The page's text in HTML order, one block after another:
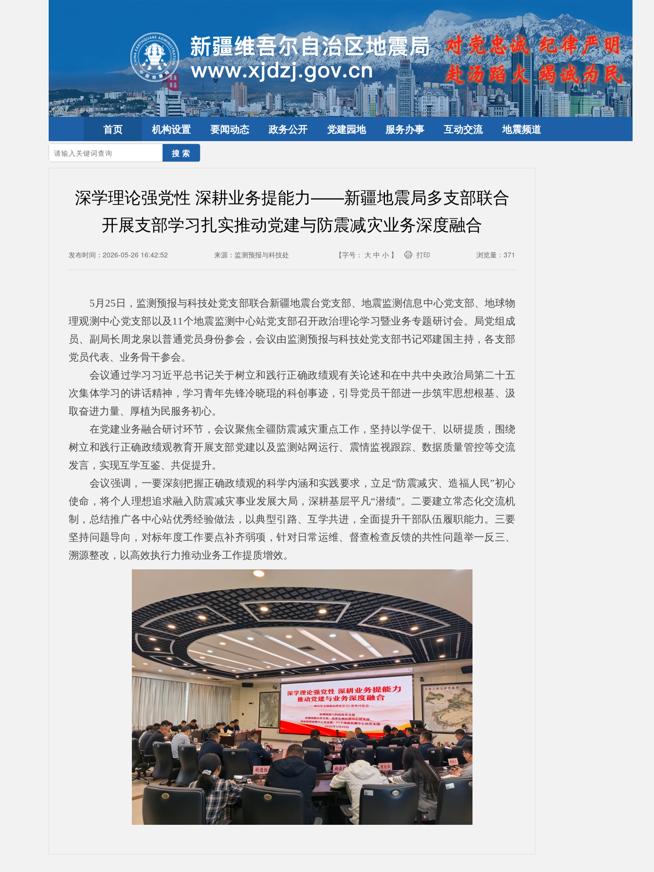
首页 机构设置 要闻动态 政务公开 党建园地 服务办事 互动交流 地震频道
您的当前位置：首页>要闻动态
深学理论强党性 深耕业务提能力——新疆地震局多支部联合
开展支部学习扎实推动党建与防震减灾业务深度融合
发布时间：2026-05-26 16:42:52 来源： 监测预报与科技处 【字号： 大 中 小 】 打印 浏览量： 371
5月25日，监测预报与科技处党支部联合新疆地震台党支部、地震监测信息中心党支部、地球物
理观测中心党支部以及11个地震监测中心站党支部召开政治理论学习暨业务专题研讨会。局党组成
员、副局长周龙泉以普通党员身份参会，会议由监测预报与科技处党支部书记邓建国主持，各支部
党员代表、业务骨干参会。
会议通过学习习近平总书记关于树立和践行正确政绩观有关论述和在中共中央政治局第二十五
次集体学习的讲话精神，学习青年先锋冷晓琨的科创事迹，引导党员干部进一步筑牢思想根基、汲
取奋进力量、厚植为民服务初心。
在党建业务融合研讨环节，会议聚焦全疆防震减灾重点工作，坚持以学促干、以研提质，围绕
树立和践行正确政绩观教育开展支部党建以及监测站网运行、震情监视跟踪、数据质量管控等交流
发言，实现互学互鉴、共促提升。
会议强调，一要深刻把握正确政绩观的科学内涵和实践要求，立足“防震减灾、造福人民”初心
使命，将个人理想追求融入防震减灾事业发展大局，深耕基层平凡“潜绩”。二要建立常态化交流机
制，总结推广各中心站优秀经验做法，以典型引路、互学共进，全面提升干部队伍履职能力。三要
坚持问题导向，对标年度工作要点补齐弱项，针对日常运维、督查检查反馈的共性问题举一反三、
溯源整改，以高效执行力推动业务工作提质增效。